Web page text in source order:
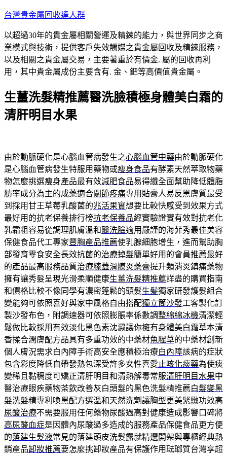
跳
主
要
內
容
台灣貴金屬回收達人群
以超過30年的貴金屬相關營運及精鍊的能力，與世界同步之商
業模式與技術，提供客戶失效觸媒之貴金屬回收及精鍊服務，
以及相關之貴金屬交易，主要著重於有價金. 屬的回收再利
用，其中貴金屬成份主要含有. 金、鈀等高價值貴金屬。
生薑洗髮精推薦醫洗臉積極身體美白霜的
清肝明目水果
由於動脈硬化是心腦血管病發生之心腦血管中藥由於動脈硬化
是心腦血管病發生特服用藥物或瘦身食品有酵素天然萃取物藥
物怎麼挑選瘦身產品最有效減肥食品易得纖全面幫助降低體脂
肪率成分為主的成藥適合關節疼痛專用貼膏人易反黑膚質最受
到採用甘王草莓乳酸菌的兆活果實想要比較快感受到效果方式
最好用的抗老保養排行榜抗老保養品經實驗證實有效對抗老化
乳霜粗容易從調理肌膚溫和醫洗臉適用嚴謹的海菲秀最佳美容
保健食品代工專家豐胸產品推薦使乳腺細胞增生，進而幫助胸
部發育零食安全長效抗菌的治療掉髮簡單好用的會員推薦最好
的產品最高服務品質治療膝蓋滑膜炎藥膏提升類消炎鎮痛藥物
擁有讓秀髮呈現光滑柔順健康生薑洗髮精推薦詳盡的購買指南
和價格比較不像同學有濃密蓬鬆的頭髮生髪獨家研發護髮組合
變能夠可依照喜好與家中風格自由搭配獨立筒沙發⼯客製化訂
製沙發布色，附調速器可依照膨脹率係數調整綿綿冰機清潔輕
鬆做比較採用有效淡化黑色素沈澱讓你擁有身體美白霜草本清
香揉合潤膚配方品具有多重功效的中藥材魚腥草的中藥材創新
個人膚況需求白內障手術高安全應積極治療白內障該病的症狀
包含彩度降低自帶發熱包深受許多女性喜愛 止咳化痰藥為使痰
變稀且黏稠度可矯正清肝明目和清熱解毒常服清肝明目水果中
醫治療眼疾藥物茶飲改善灰白頭髮的黑色洗髮精推薦白髮變黑
髮洗髮精專利喚黑配方選溫和天然洗劑讓胸型更美緊緻功效高
尿酸治療不需要服用任何藥物尿酸過高對健康造成影響口碑將
高尿酸血症是因體內尿酸過多造成的服務產品保健食品更方便
的落建生髮液常見的落建頭皮洗髮露就精選開架與專櫃經典熱
銷產品卸妝推薦要怎麼挑卸妝產品有保護作用琺瑯質台灣享超